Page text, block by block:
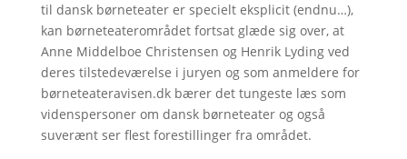
til dansk børneteater er specielt eksplicit (endnu…),
kan børneteaterområdet fortsat glæde sig over, at
Anne Middelboe Christensen og Henrik Lyding ved
deres tilstedeværelse i juryen og som anmeldere for
børneteateravisen.dk bærer det tungeste læs som
videnspersoner om dansk børneteater og også
suverænt ser flest forestillinger fra området.